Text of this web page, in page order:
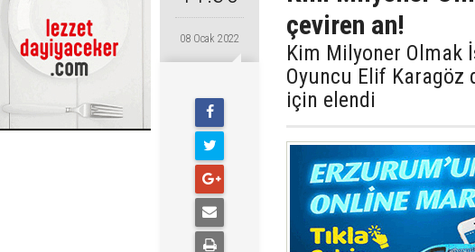
08 Ocak 2022
çeviren an!
Kim Milyoner Olmak
Oyuncu Elif Karagöz
için elendi